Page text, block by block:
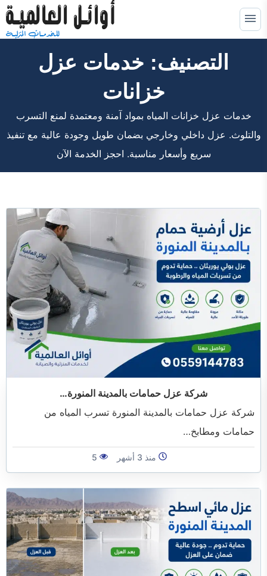
التجاوز
إلى القائمة
ابحث
خدمات كشف التسربات
الفرعية
خدمات عزل خزانات
القائمة
الفرعية
خدمات عزل اسطح
خدمات عزل فومتوسيع
خدمات التسليك
خدمات التنظيف
خدمات مكافحة الحشرات
خدمات نقل اثاث
التصنيف: خدمات عزل
خزانات
خدمات عزل خزانات المياه بمواد آمنة ومعتمدة لمنع التسرب
والتلوث. عزل داخلي وخارجي بضمان طويل وجودة عالية مع تنفيذ
سريع وأسعار مناسبة. احجز الخدمة الآن
شركة عزل حمامات بالمدينة المنورة…
شركة عزل حمامات بالمدينة المنورة تسرب المياه من
حمامات ومطابخ…
منذ 3 أشهر